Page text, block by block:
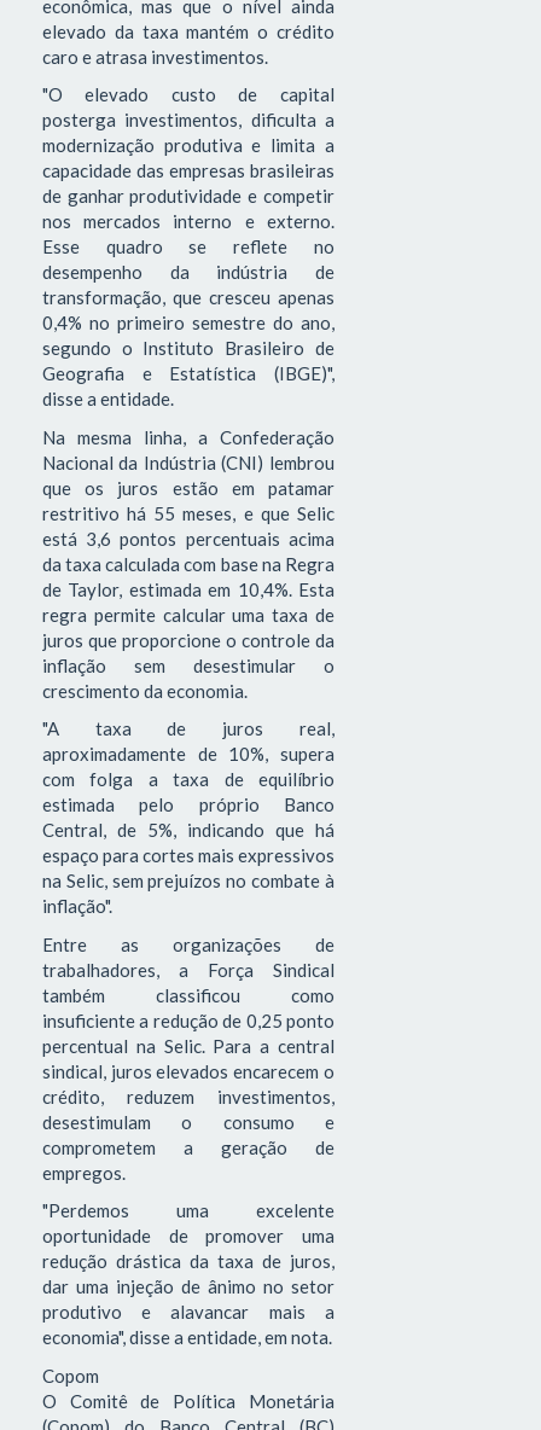
econômica, mas que o nível ainda
elevado da taxa mantém o crédito
caro e atrasa investimentos.
"O elevado custo de capital
posterga investimentos, dificulta a
modernização produtiva e limita a
capacidade das empresas brasileiras
de ganhar produtividade e competir
nos mercados interno e externo.
Esse quadro se reflete no
desempenho da indústria de
transformação, que cresceu apenas
0,4% no primeiro semestre do ano,
segundo o Instituto Brasileiro de
Geografia e Estatística (IBGE)",
disse a entidade.
Na mesma linha, a Confederação
Nacional da Indústria (CNI) lembrou
que os juros estão em patamar
restritivo há 55 meses, e que Selic
está 3,6 pontos percentuais acima
da taxa calculada com base na Regra
de Taylor, estimada em 10,4%. Esta
regra permite calcular uma taxa de
juros que proporcione o controle da
inflação sem desestimular o
crescimento da economia.
"A taxa de juros real,
aproximadamente de 10%, supera
com folga a taxa de equilíbrio
estimada pelo próprio Banco
Central, de 5%, indicando que há
espaço para cortes mais expressivos
na Selic, sem prejuízos no combate à
inflação".
Entre as organizações de
trabalhadores, a Força Sindical
também classificou como
insuficiente a redução de 0,25 ponto
percentual na Selic. Para a central
sindical, juros elevados encarecem o
crédito, reduzem investimentos,
desestimulam o consumo e
comprometem a geração de
empregos.
"Perdemos uma excelente
oportunidade de promover uma
redução drástica da taxa de juros,
dar uma injeção de ânimo no setor
produtivo e alavancar mais a
economia", disse a entidade, em nota.
Copom
O Comitê de Política Monetária